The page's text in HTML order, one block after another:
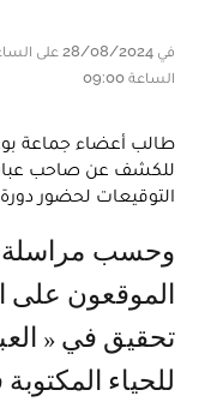
الساعة 09:00
طالب أعضاء جماعة
للكشف عن صاحب
التوقيعات لحضور دورة
وحسب مراسلة من هؤلاء الأعضاء فقد دعا
الموقعون على
تحقيق في «
للحياء